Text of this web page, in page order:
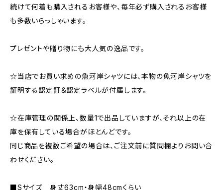
続けて何着も購入されるお客様や、毎年必ず購入されるお客様
も多数いらっしゃいます。
プレゼントや贈り物にも大人気の逸品です。
☆当店でお買い求めの魚河岸シャツには、本物の魚河岸シャツを
証明する認定証＆認定ラベルが付属します。
☆在庫管理の関係上、数量1で出品していますが、それ以上の在
庫を保有している場合がほとんどです。
同じ商品を複数ご希望の場合は、ご注文前に質問欄よりお問い合
わせください。
■Sサイズ 身丈63cm・身幅48cmくらい